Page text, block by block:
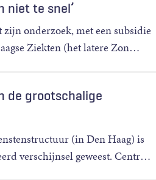
niet te snel’
onderzoek, met een subsidie
Ziekten (het latere Zon…
de grootschalige
(in Den Haag) is
verschijnsel geweest. Centr…